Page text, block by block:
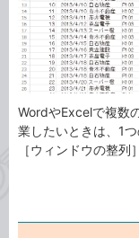
WordやExcelで複数
業したいときは、1
［ウィンドウの整列